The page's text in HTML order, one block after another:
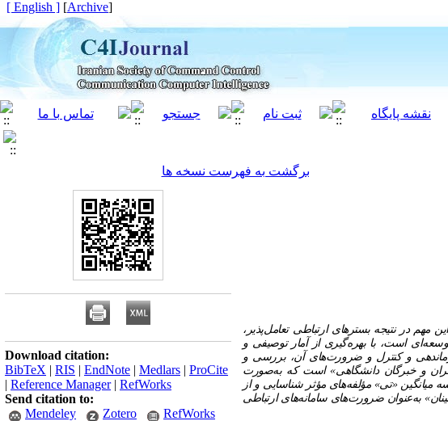
[
Archive
]
[ English ]
برگشت به فهرست نسخه ها
در نتیجه بسترهای ارتباطی تعامل‌پذیر،
است، با بهره‌گیری از آمار توصیفی و
و کنترل و ضرورت‌های آن، بررسی و
پژوهشگران و خبرگان دانشگاهی» است که به‌صورت
میانگین «تی» مؤلفه‌های مؤثر شناسایی و از
به‌عنوان ضرورت‌های سامانه‌های ارتباطی
Download citation:
BibTeX | RIS | EndNote | Medlars | ProCite
| Reference Manager| RefWorks
Send citation to:
Mendeley
Zotero RefWorks